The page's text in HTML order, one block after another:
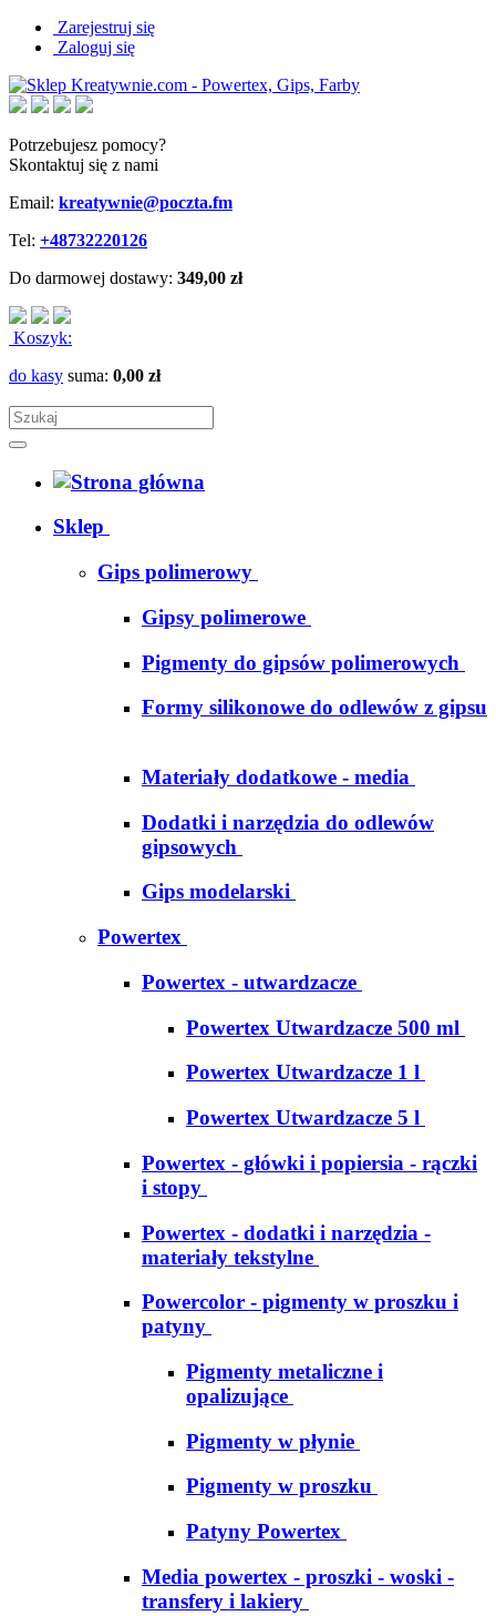
Zarejestruj się
Zaloguj się
Potrzebujesz pomocy?
Skontaktuj się z nami
Email: kreatywnie@poczta.fm
Tel: +48732220126
Do darmowej dostawy: 349,00 zł
Koszyk:
do kasy suma: 0,00 zł
Sklep
Gips polimerowy
Gipsy polimerowe
Pigmenty do gipsów polimerowych
Formy silikonowe do odlewów z gipsu
Materiały dodatkowe - media
Dodatki i narzędzia do odlewów
gipsowych
Gips modelarski
Powertex
Powertex - utwardzacze
Powertex Utwardzacze 500 ml
Powertex Utwardzacze 1 l
Powertex Utwardzacze 5 l
Powertex - główki i popiersia - rączki
i stopy
Powertex - dodatki i narzędzia -
materiały tekstylne
Powercolor - pigmenty w proszku i
patyny
Pigmenty metaliczne i
opalizujące
Pigmenty w płynie
Pigmenty w proszku
Patyny Powertex
Media powertex - proszki - woski -
transfery i lakiery